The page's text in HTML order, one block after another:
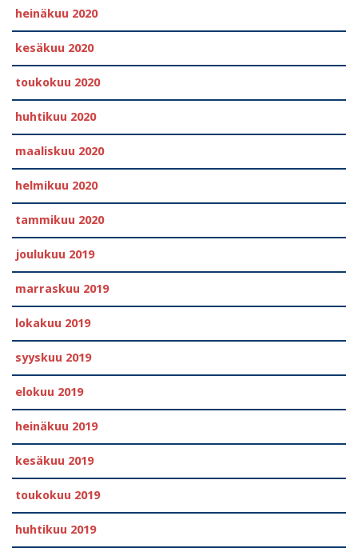
heinäkuu 2020
kesäkuu 2020
toukokuu 2020
huhtikuu 2020
maaliskuu 2020
helmikuu 2020
tammikuu 2020
joulukuu 2019
marraskuu 2019
lokakuu 2019
syyskuu 2019
elokuu 2019
heinäkuu 2019
kesäkuu 2019
toukokuu 2019
huhtikuu 2019